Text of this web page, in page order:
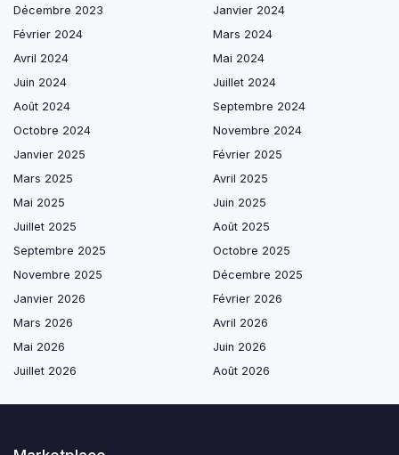
Décembre 2023
Janvier 2024
Février 2024
Mars 2024
Avril 2024
Mai 2024
Juin 2024
Juillet 2024
Août 2024
Septembre 2024
Octobre 2024
Novembre 2024
Janvier 2025
Février 2025
Mars 2025
Avril 2025
Mai 2025
Juin 2025
Juillet 2025
Août 2025
Septembre 2025
Octobre 2025
Novembre 2025
Décembre 2025
Janvier 2026
Février 2026
Mars 2026
Avril 2026
Mai 2026
Juin 2026
Juillet 2026
Août 2026